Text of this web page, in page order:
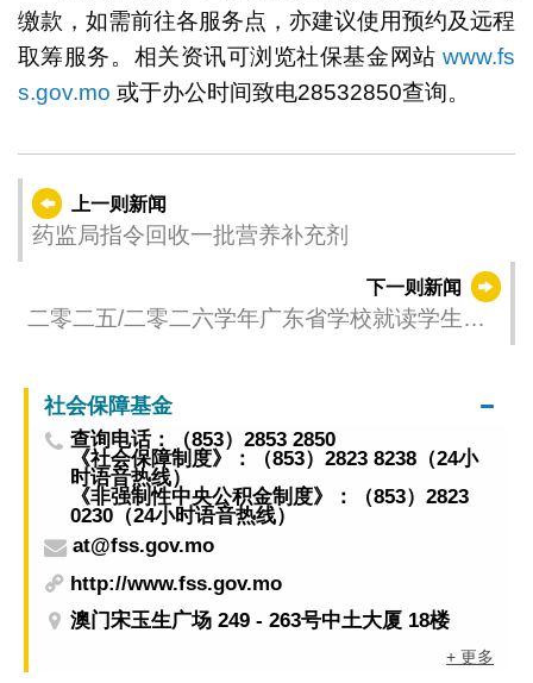
缴款，如需前往各服务点，亦建议使用预约及远程
取筹服务。相关资讯可浏览社保基金网站www.fs
s.gov.mo 或于办公时间致电28532850查询。
上一则新闻
药监局指令回收一批营养补充剂
下一则新闻
二零二五/二零二六学年广东省学校就读学生学
社会保障基金
查询电话：（853）2853 2850
《社会保障制度》：（853）2823 8238（24小
时语音热线）
《非强制性中央公积金制度》：（853）2823
0230（24小时语音热线）
at@fss.gov.mo
http://www.fss.gov.mo
澳门宋玉生广场 249 - 263号中土大厦 18楼
+ 更多